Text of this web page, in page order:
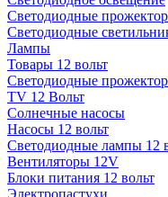
Светодиодные
Светодиодные
Лампы
Товары 12 вольт
Светодиодные
TV 12 Вольт
Солнечные насосы
Насосы 12 вольт
Светодиодные лампы 12
Вентиляторы 12V
Блоки питания 12 вольт
Электропастухи